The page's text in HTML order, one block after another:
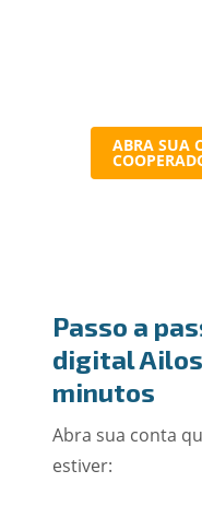
ABRA SUA
Passo a
digital
minutos
Abra sua conta
estiver: